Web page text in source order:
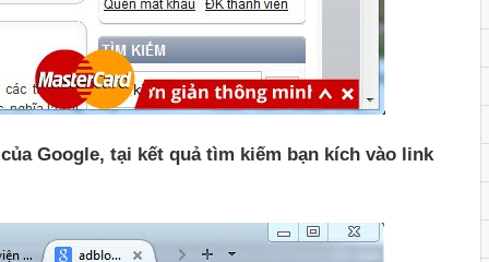
của Google, tại kết quả tìm kiếm bạn kích vào link